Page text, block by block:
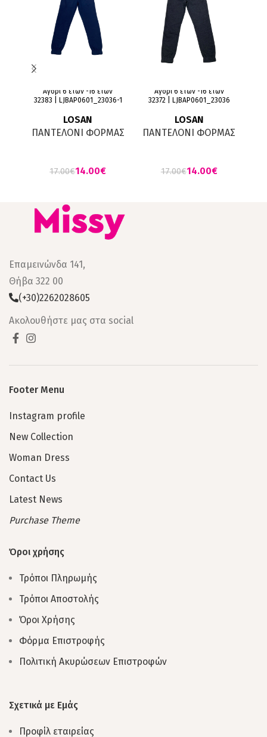
Αγόρι 6 ετών -16 ετών
32383 | LJBAP0601_23036-1
LOSAN
ΠΑΝΤΕΛΟΝΙ ΦΟΡΜΑΣ
17.00€14.00€
Αγόρι 6 ετών -16 ετών
32372 | LJBAP0601_23036
LOSAN
ΠΑΝΤΕΛΟΝΙ ΦΟΡΜΑΣ
17.00€14.00€
Επαμεινώνδα 141,
Θήβα 322 00
(+30)2262028605
Ακολουθήστε μας στα social
Footer Menu
Instagram profile
New Collection
Woman Dress
Contact Us
Latest News
Purchase Theme
Όροι χρήσης
Τρόποι Πληρωμής
Τρόποι Αποστολής
Όροι Χρήσης
Φόρμα Επιστροφής
Πολιτική Ακυρώσεων Επιστροφών
Σχετικά με Εμάς
Προφίλ εταιρείας